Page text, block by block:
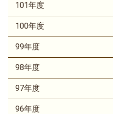
101年度
100年度
99年度
98年度
97年度
96年度